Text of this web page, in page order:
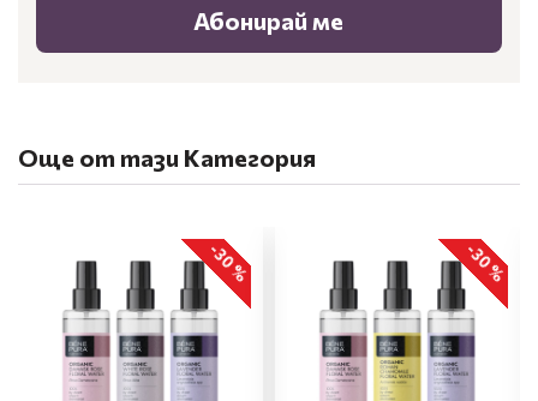
Абонирай ме
Още от тази Категория
-30 % -30 %